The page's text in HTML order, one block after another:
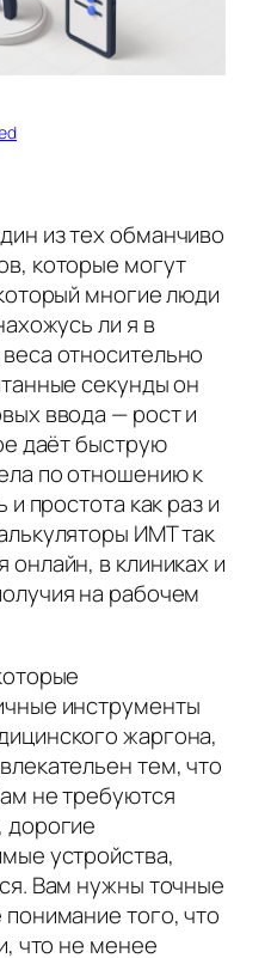
из тех обманчиво
которые могут
многие люди
ли я в
относительно
секунды он
ввода — рост и
даёт быструю
по отношению к
и простота как раз и
ИМТ так
в клиниках и
на рабочем
инструменты
жаргона,
тем, что
не требуются
дорогие
устройства,
Вам нужны точные
того, что
что не менее